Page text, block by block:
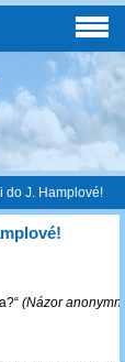
do J. Hamplové!
(Názor